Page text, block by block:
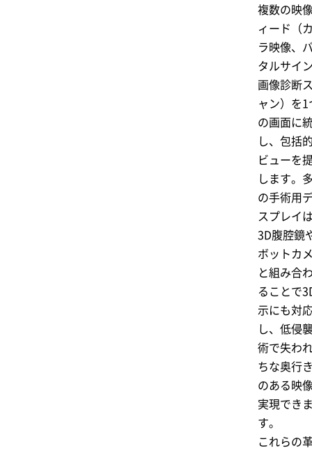
複数の映
ィード（
ラ映像、
タルサイ
画像診断
ャン）を1
の画面に
し、包括
ビューを
します。
の手術用
スプレイ
3D腹腔鏡
ボットカ
と組み合
ることで
示にも対
し、低侵
術で失わ
ちな奥行
のある映
実現でき
す。
これらの